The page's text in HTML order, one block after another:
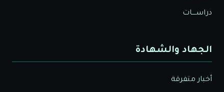
دراســــات
الجهاد والشهادة
أخبار متفرقة